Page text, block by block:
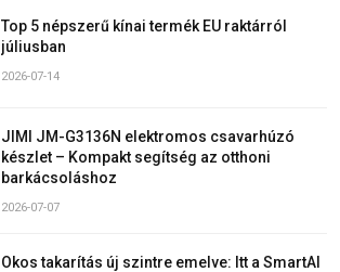
Top 5 népszerű kínai termék EU raktárról
júliusban
2026-07-14
JIMI JM-G3136N elektromos csavarhúzó
készlet – Kompakt segítség az otthoni
barkácsoláshoz
2026-07-07
Okos takarítás új szintre emelve: Itt a SmartAI